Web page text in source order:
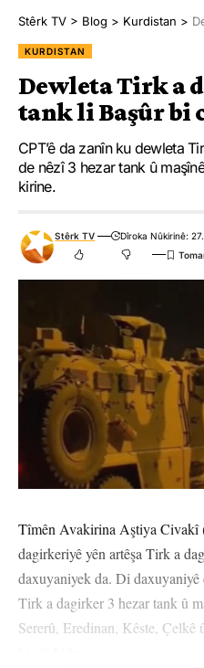
Stêrk TV > Blog > Kurdistan >
KURDISTAN
Dewleta Tirk a
tank li Başûr bi
CPT’ê da zanîn ku dewleta
de nêzî 3 hezar tank û
kirine.
Stêrk TV
Dîroka Nûkirinê:
Tîmên Avakirina Aştiya Civakî
dagirkeriyê yên artêşa Tirk a
daxuyaniyek da. Di
Tirk a dagirker 3 hezar tank û
Sererû, Eredinan, Kêste, Çelkê